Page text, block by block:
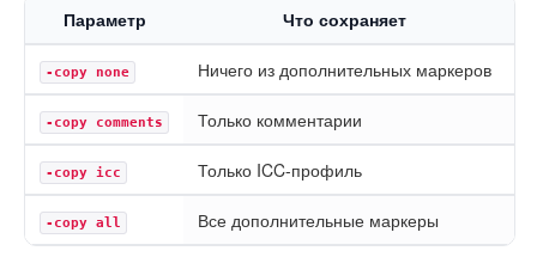
Параметр Что сохраняет
-copy none Ничего из дополнительных маркеров
-copy comments Только комментарии
-copy icc Только ICC-профиль
-copy all Все дополнительные маркеры